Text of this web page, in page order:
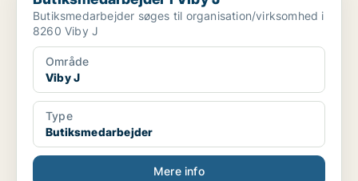
Butiksmedarbejder søges til organisation/virksomhed i
8260 Viby J
Område
Viby J
Type
Butiksmedarbejder
Mere info